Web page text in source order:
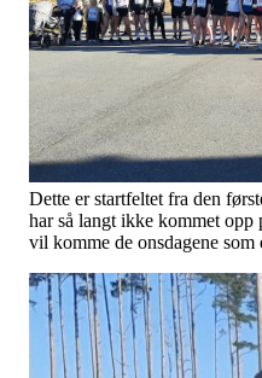
Dette er startfeltet fra den
har så langt ikke kommet opp
vil komme de onsdagene